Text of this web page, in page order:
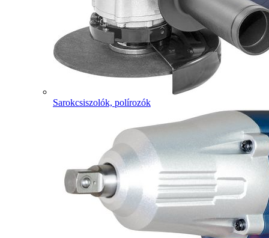
Sarokcsiszolók, polírozók